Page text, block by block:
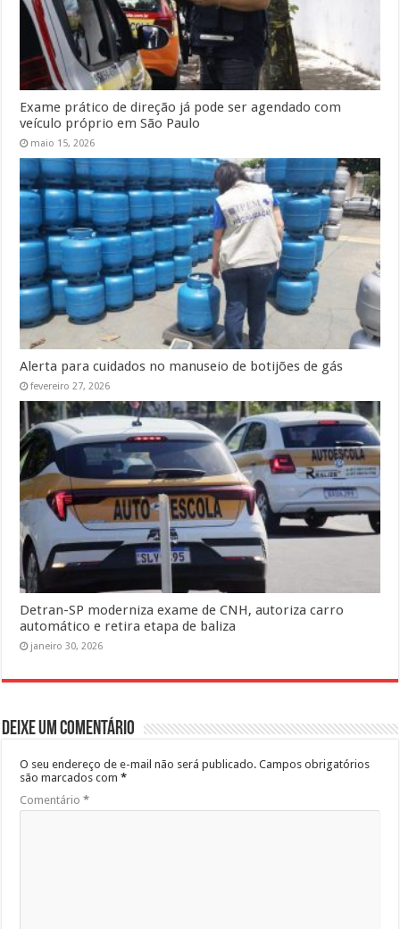
Exame prático de direção já pode ser agendado com
veículo próprio em São Paulo
maio 15, 2026
Alerta para cuidados no manuseio de botijões de gás
fevereiro 27, 2026
Detran-SP moderniza exame de CNH, autoriza carro
automático e retira etapa de baliza
janeiro 30, 2026
Deixe um comentário
O seu endereço de e-mail não será publicado. Campos obrigatórios
são marcados com*
Comentário*